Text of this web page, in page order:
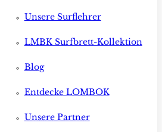
Unsere Surflehrer
LMBK Surfbrett-Kollektion
Blog
Entdecke LOMBOK
Unsere Partner